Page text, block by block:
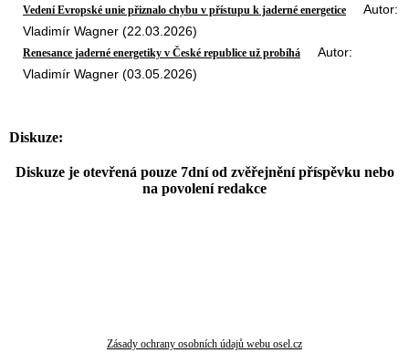
Vedení Evropské unie přiznalo chybu v přístupu k jaderné energetice Autor:
Vladimír Wagner (22.03.2026)
Renesance jaderné energetiky v České republice už probíhá Autor:
Vladimír Wagner (03.05.2026)
Diskuze:
Diskuze je otevřená pouze 7dní od zvěřejnění příspěvku nebo
na povolení redakce
Zásady ochrany osobních údajů webu osel.cz